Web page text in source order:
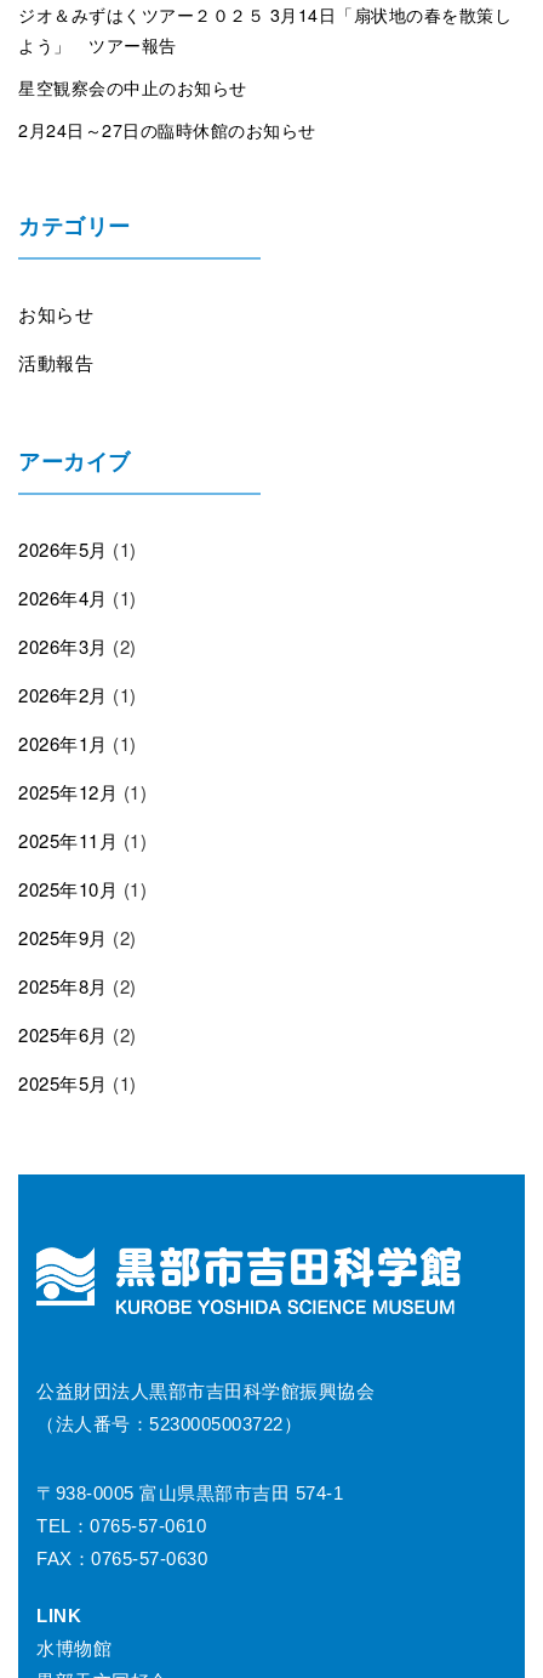
ジオ＆みずはくツアー２０２５ 3月14日「扇状地の春を散策し
よう」 ツアー報告
星空観察会の中止のお知らせ
2月24日～27日の臨時休館のお知らせ
カテゴリー
お知らせ
活動報告
アーカイブ
2026年5月 (1)
2026年4月 (1)
2026年3月 (2)
2026年2月 (1)
2026年1月 (1)
2025年12月 (1)
2025年11月 (1)
2025年10月 (1)
2025年9月 (2)
2025年8月 (2)
2025年6月 (2)
2025年5月 (1)
公益財団法人黒部市吉田科学館振興協会
（法人番号：5230005003722）
〒938-0005 富山県黒部市吉田 574-1
TEL：0765-57-0610
FAX：0765-57-0630
LINK
水博物館